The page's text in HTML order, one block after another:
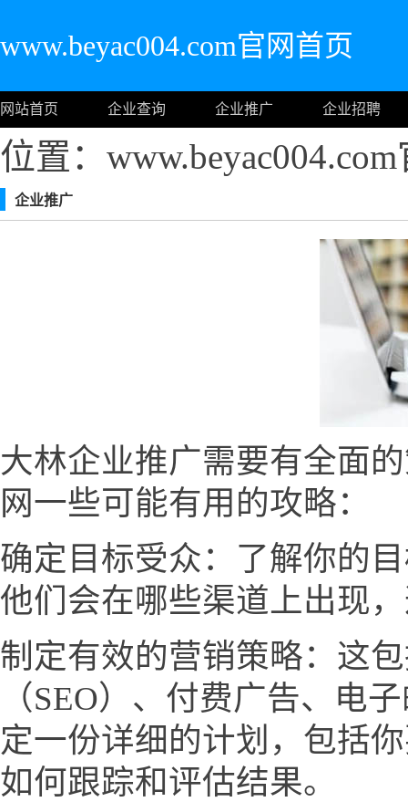
www.beyac004.com官网首页
网站首页 企业查询 企业推广 企业招聘
位置：
企业推广
大林企业推广需要有全面
网一些可能有用的攻略：
确定目标受众：了解你的
他们会在哪些渠道上出现
制定有效的营销策略：这
（SEO）、付费广告、电
定一份详细的计划，包括
如何跟踪和评估结果。